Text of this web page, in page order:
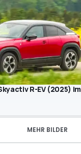
R-EV (2025) im
MEHR BILDER